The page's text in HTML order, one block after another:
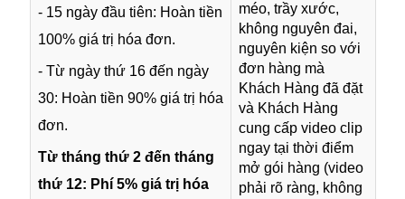
- 15 ngày đầu tiên: Hoàn tiền
100% giá trị hóa đơn.
- Từ ngày thứ 16 đến ngày
30: Hoàn tiền 90% giá trị hóa
đơn.
Từ tháng thứ 2 đến tháng
thứ 12: Phí 5% giá trị hóa
méo, trầy xước,
không nguyên đai,
nguyên kiện so với
đơn hàng mà
Khách Hàng đã đặt
và Khách Hàng
cung cấp video clip
ngay tại thời điểm
mở gói hàng (video
phải rõ ràng, không